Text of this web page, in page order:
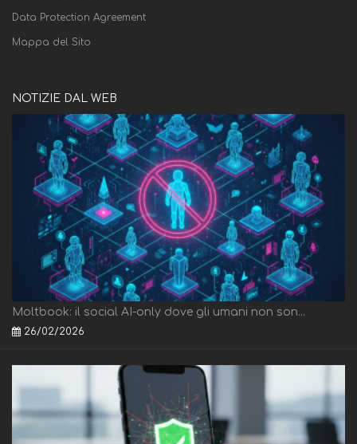
Data Protection Agreement
Mappa del Sito
NOTIZIE DAL WEB
Moltbook: il social AI-only dove gli umani non son...
26/02/2026